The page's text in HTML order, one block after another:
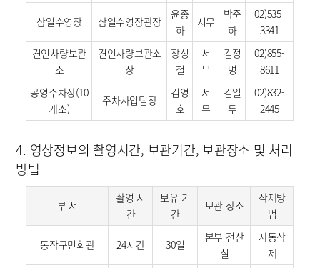
삼일수영장 삼일수영장관장
윤종
하
서무
박준
하
02)535-
3341
견인차량보관
소
견인차량보관소
장
장성
철
서
무
김정
명
02)855-
8611
공영주차장(10
개소)
주차사업팀장
김영
호
서
무
김일
두
02)832-
2445
4. 영상정보의 촬영시간, 보관기간, 보관장소 및 처리
방법
부 서
촬영 시
간
보유 기
간
보관 장소
삭제방
법
동작구민회관 24시간 30일
본부 전산
실
자동삭
제